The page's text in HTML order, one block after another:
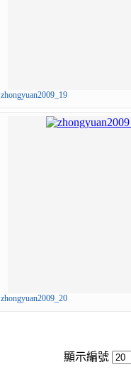
zhongyuan2009_19
zhongyuan2009_20
顯示編號